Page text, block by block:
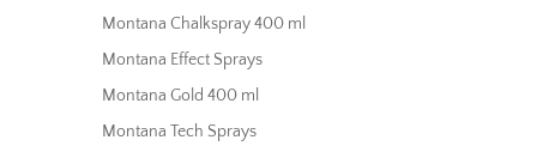
Montana Chalkspray 400 ml
Montana Effect Sprays
Montana Gold 400 ml
Montana Tech Sprays